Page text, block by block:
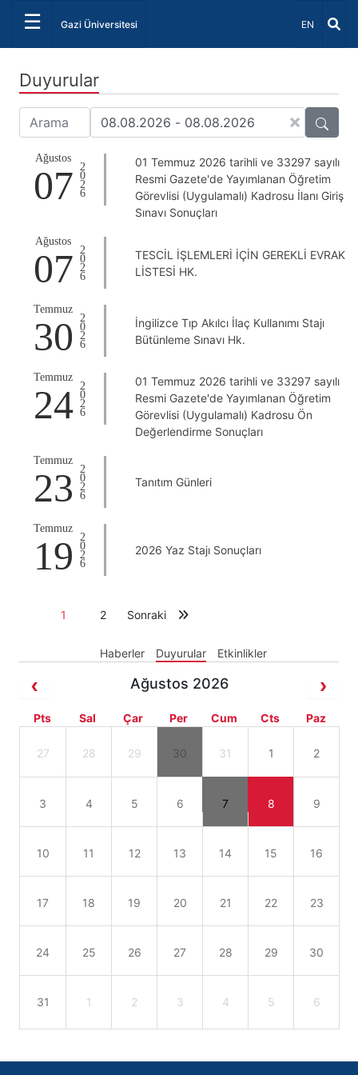
☰ Gazi Üniversitesi Dil Seçiniz
EN
Duyurular
×
Ağustos
07 2026
01 Temmuz 2026 tarihli ve 33297 sayılı
Resmi Gazete'de Yayımlanan Öğretim
Görevlisi (Uygulamalı) Kadrosu İlanı Giriş
Sınavı Sonuçları
Ağustos
07 2026
TESCİL İŞLEMLERİ İÇİN GEREKLİ EVRAK
LİSTESİ HK.
Temmuz
30 2026
İngilizce Tıp Akılcı İlaç Kullanımı Stajı
Bütünleme Sınavı Hk.
Temmuz
242026
01 Temmuz 2026 tarihli ve 33297 sayılı
Resmi Gazete'de Yayımlanan Öğretim
Görevlisi (Uygulamalı) Kadrosu Ön
Değerlendirme Sonuçları
Temmuz
23 2026 Tanıtım Günleri
Temmuz
19 2026 2026 Yaz Stajı Sonuçları
1 2 Sonraki
Haberler Duyurular Etkinlikler
Ağustos 2026
Pts Sal Çar Per Cum Cts Paz
27 28 29 30 31 1 2
3 4 5 6 7 8 9
10 11 12 13 14 15 16
17 18 19 20 21 22 23
24 25 26 27 28 29 30
31 1 2 3 4 5 6